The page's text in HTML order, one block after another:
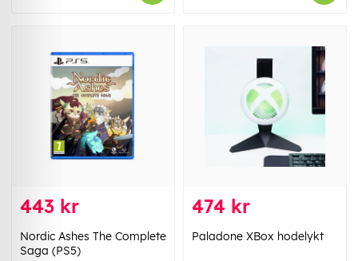
443 kr
Nordic Ashes The Complete
Saga (PS5)
474 kr
Paladone XBox hodelykt